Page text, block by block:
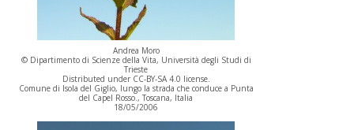
Andrea Moro
© Dipartimento di Scienze della Vita, Università degli Studi di
Trieste
Distributed under CC-BY-SA 4.0 license.
Comune di Isola del Giglio, lungo la strada che conduce a Punta
del Capel Rosso., Toscana, Italia
18/05/2006